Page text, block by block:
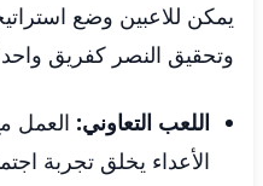
يمكن للاعبين وضع
وتحقيق النصر كفريق واحد
اللعب التعاوني: العمل
الأعداء يخلق تجربة